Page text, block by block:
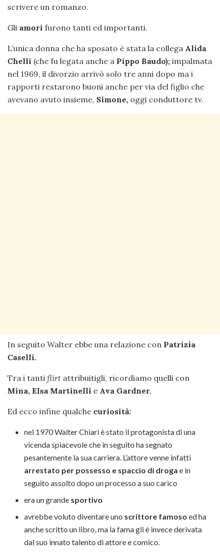
scrivere un romanzo.
Gli amori furono tanti ed importanti.
L’unica donna che ha sposato è stata la collega Alida
Chelli (che fu legata anche a Pippo Baudo); impalmata
nel 1969, il divorzio arrivò solo tre anni dopo ma i
rapporti restarono buoni anche per via del figlio che
avevano avuto insieme, Simone, oggi conduttore tv.
In seguito Walter ebbe una relazione con Patrizia
Caselli.
Tra i tanti flirt attribuitigli, ricordiamo quelli con
Mina, Elsa Martinelli e Ava Gardner.
Ed ecco infine qualche curiosità:
nel 1970 Walter Chiari è stato il protagonista di una
vicenda spiacevole che in seguito ha segnato
pesantemente la sua carriera. L’attore venne infatti
arrestato per possesso e spaccio di droga e in
seguito assolto dopo un processo a suo carico
era un grande sportivo
avrebbe voluto diventare uno scrittore famoso ed ha
anche scritto un libro, ma la fama gli è invece derivata
dal suo innato talento di attore e comico.